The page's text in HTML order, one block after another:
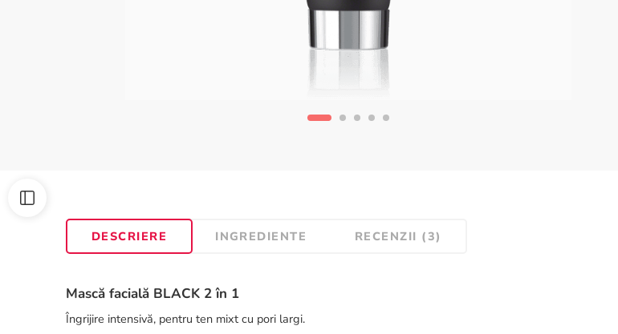
DESCRIERE INGREDIENTE RECENZII (3)
Mască facială BLACK 2 în 1
Îngrijire intensivă, pentru ten mixt cu pori largi.